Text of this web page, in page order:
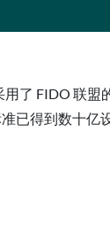
用了 FIDO 联
已得到数十亿